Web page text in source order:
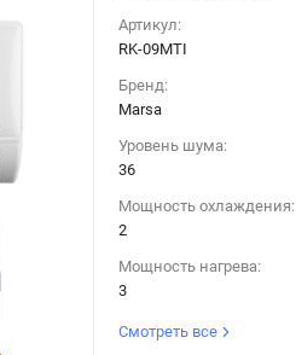
Артикул:
RK-09MTI
Бренд:
Marsa
Уровень шума:
36
Мощность охлаждения:
2
Мощность нагрева:
3
Смотреть все